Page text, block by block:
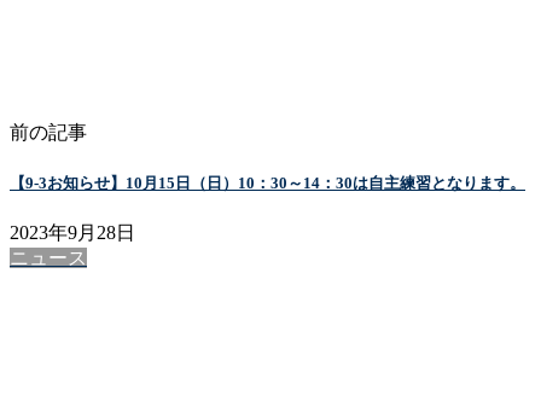
前の記事
【9-3お知らせ】10月15日（日）10：30～14：30は自主練習となります。
2023年9月28日
ニュース